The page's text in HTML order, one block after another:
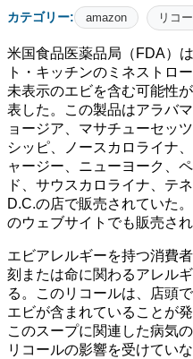
カテゴリー: amazon リコ
米国食品医薬品局（FDA）
ト・キッチンのミネストロ
未表示のエビを含む可能性
表した。この製品はアラバ
ョージア、マサチューセッ
シッピ、ノースカロライナ
ャージー、ニューヨーク、
ド、サウスカロライナ、テ
D.C.の店で販売されていた
のウェブサイトでも販売され
エビアレルギーを持つ消費
刻または命に関わるアレル
る。このリコールは、店頭
エビが含まれていることが
このスープに関連した病気
リコールの影響を受けていな